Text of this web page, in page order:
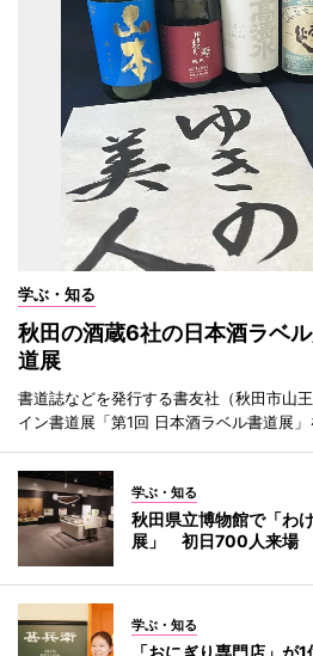
学ぶ・知る
秋田の酒蔵6社の日本酒ラベ
道展
書道誌などを発行する書友社（秋田市山
イン書道展「第1回 日本酒ラベル書道展」
学ぶ・知る
秋田県立博物館で「わ
展」 初日700人来場
学ぶ・知る
「おにぎり専門店」